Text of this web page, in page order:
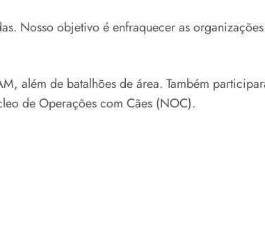
Nosso objetivo é enfraquecer as
além de batalhões de área. Também
de Operações com Cães (NOC).